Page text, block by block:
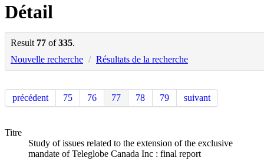
Détail
Result 77 of335.
Nouvelle recherche / Résultats de la recherche
précédent 75 76 77 78 79 suivant
Titre
Study of issues related to the extension of the exclusive
mandate of Teleglobe Canada Inc : final report